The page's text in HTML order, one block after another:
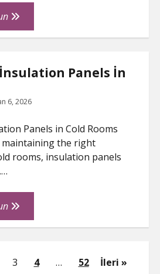
Seo
Uyumlu
Ajansi
Bulunur
Panels İn
6, 2026
Panels in Cold Rooms
maintaining the right
rooms, insulation panels
The
Role
Panels
3 4 … 52 İleri